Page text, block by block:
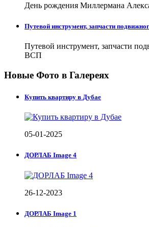
День рождения Миллермана
Путевой инструмент, запчасти
Путевой инструмент, запчасти
ВСП
Новые Фото в Галереях
Купить квартиру в Дубае
05-01-2025
ДОРЛАБ Image 4
26-12-2023
ДОРЛАБ Image 1